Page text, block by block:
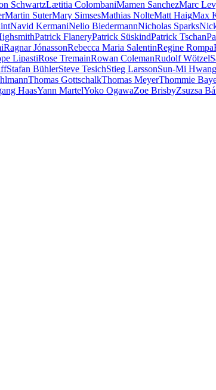
SchwartzLætitia ColombaniMamen SanchezMarc
Martin SuterMary SimsesMathias NolteMatt HaigMax
Navid KermaniNelio BiedermannNicholas Sparks
Patrick FlaneryPatrick SüskindPatrick Tschan
Ragnar JónassonRebecca Maria SalentinRegine Rompa
LipastiRose TremainRowan ColemanRudolf Wötzel
Stafan BühlerSteve TesichStieg LarssonSun-Mi Hwang
Thomas GottschalkThomas MeyerThommie
HaasYann MartelYoko OgawaZoe BrisbyZsuzsa